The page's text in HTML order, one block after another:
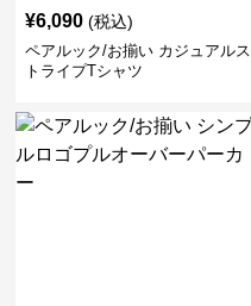
¥6,090 (税込)
ペアルック/お揃い カジュアルス
トライプTシャツ